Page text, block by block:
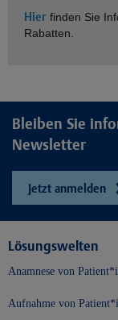
Hier finden Sie
Rabatten.
Bleiben Sie
Newsletter
Jetzt anmelden
Lösungswelten
Anamnese von
Aufnahme von